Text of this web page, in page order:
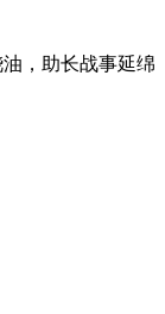
，助长战事延绵